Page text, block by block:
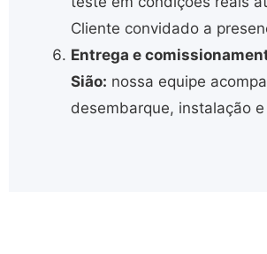
Cliente convidado a
Entrega e
Sião: nossa equipe
desembarque, instalação